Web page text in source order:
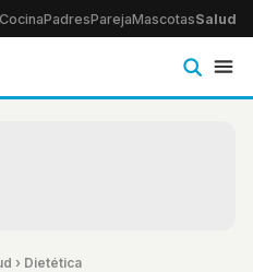
CocinaPadresParejaMascotasSalud
› Dietética